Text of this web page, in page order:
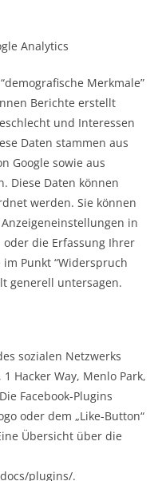
Analytics
Merkmale”
Berichte erstellt
und Interessen
Daten stammen aus
Google sowie aus
Diese Daten können
werden. Sie können
in
oder die Erfassung Ihrer
Punkt “Widerspruch
generell untersagen.
sozialen Netzwerks
Hacker Way, Menlo Park,
Facebook-Plugins
oder dem „Like-Button“
Übersicht über die
plugins/.